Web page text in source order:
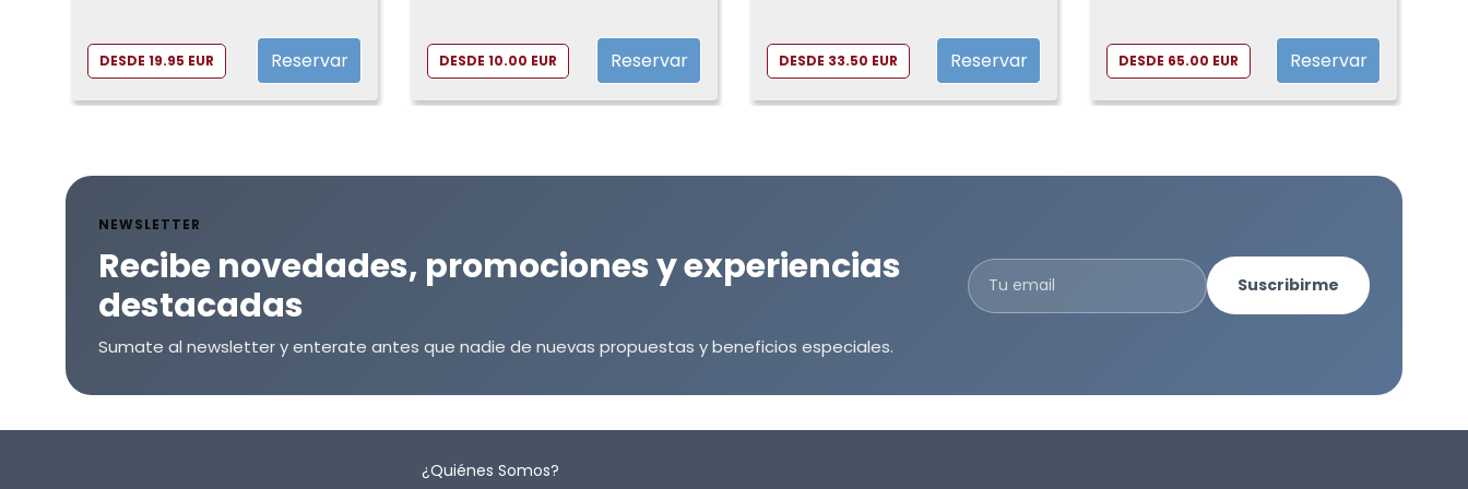
DESDE 19.95 EUR Reservar DESDE 10.00 EUR Reservar DESDE 33.50 EUR Reservar DESDE 65.00 EUR Reservar
NEWSLETTER
Recibe novedades, promociones y experiencias
destacadas
Sumate al newsletter y enterate antes que nadie de nuevas propuestas y beneficios especiales.
Suscribirme
¿Quiénes Somos?